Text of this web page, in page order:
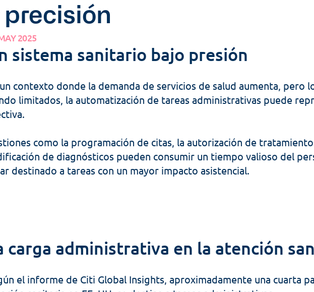
precisión
2025
sistema sanitario bajo presión
contexto donde la demanda de servicios de salud aumenta, pero
limitados, la automatización de tareas administrativas puede
como la programación de citas, la autorización de
de diagnósticos pueden consumir un tiempo valioso del
destinado a tareas con un mayor impacto asistencial.
carga administrativa en la atención
el informe de Citi Global Insights, aproximadamente una cuarta